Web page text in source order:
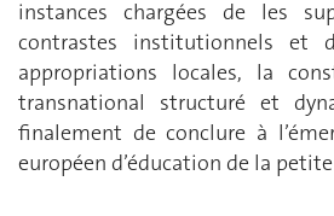
instances chargées de les
contrastes institutionnels et
appropriations locales, la
transnational structuré et
finalement de conclure à
européen d’éducation de la petite